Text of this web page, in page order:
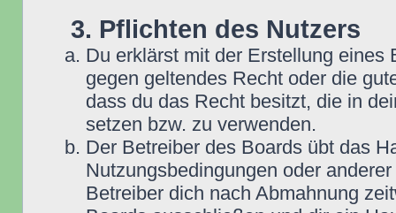
3. Pflichten des Nutzers
Du erklärst mit der Erstellung eines
gegen geltendes Recht oder die
dass du das Recht besitzt, die in
setzen bzw. zu verwenden.
Der Betreiber des Boards übt das
Nutzungsbedingungen oder
Betreiber dich nach Abmahnung